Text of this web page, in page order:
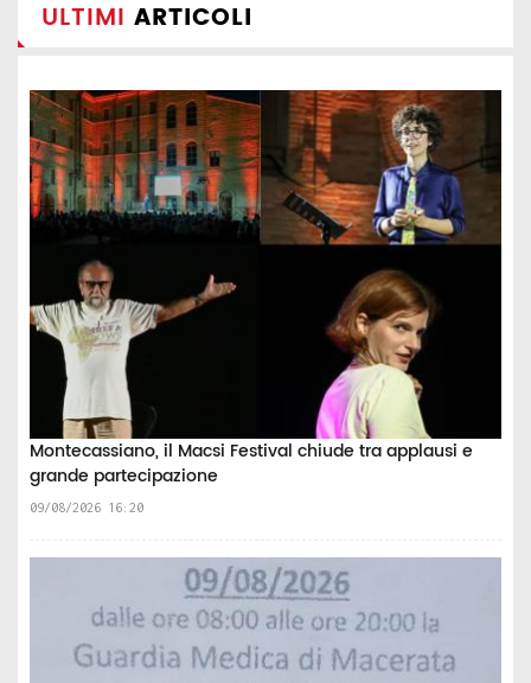
ULTIMI ARTICOLI
Montecassiano, il Macsi Festival chiude tra applausi e
grande partecipazione
09/08/2026 16:20